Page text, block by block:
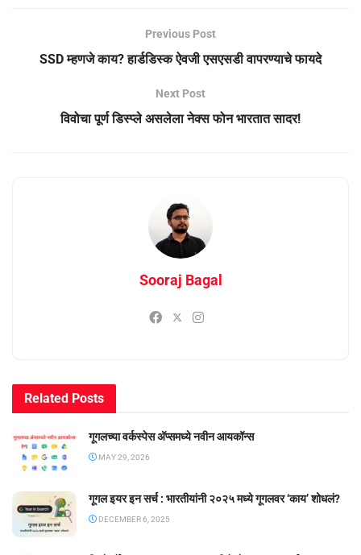
Previous Post
SSD म्हणजे काय? हार्डडिस्क ऐवजी एसएसडी वापरण्याचे फायदे
Next Post
विवोचा पूर्ण डिस्प्ले असलेला नेक्स फोन भारतात सादर!
Sooraj Bagal
Related Posts
गूगलच्या वर्कस्पेस अ‍ॅप्समध्ये नवीन आयकॉन्स
MAY 29, 2026
गूगल इयर इन सर्च : भारतीयांनी २०२५ मध्ये गूगलवर ‘काय’ शोधलं?
DECEMBER 6, 2025